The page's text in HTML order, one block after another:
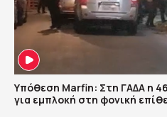
Υπόθεση Marfin: Στη ΓΑΔΑ η
για εμπλοκή στη φονική